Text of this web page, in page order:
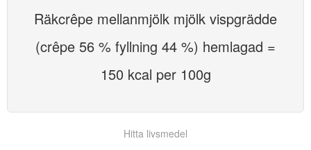
Räkcrêpe mellanmjölk mjölk vispgrädde
(crêpe 56 % fyllning 44 %) hemlagad =
150 kcal per 100g
Hitta livsmedel